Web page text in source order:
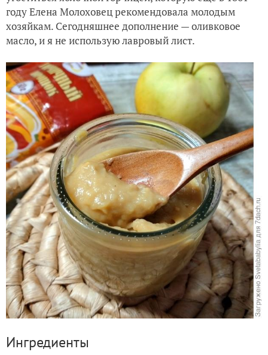
году Елена Молоховец рекомендовала молодым
хозяйкам. Сегодняшнее дополнение — оливковое
масло, и я не использую лавровый лист.
Ингредиенты